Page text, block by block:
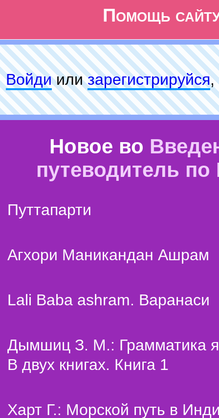
Помощь
Войдиилизарeгиcтpируйся,
Новое во
путеводитель
Путтапарти
Агхори Маникандан Ашрам
Lali Baba ashram. Варанаси
Дымшиц З. М.: Грамматика
В двух книгах. Книга 1
Харт Г.: Морской путь в